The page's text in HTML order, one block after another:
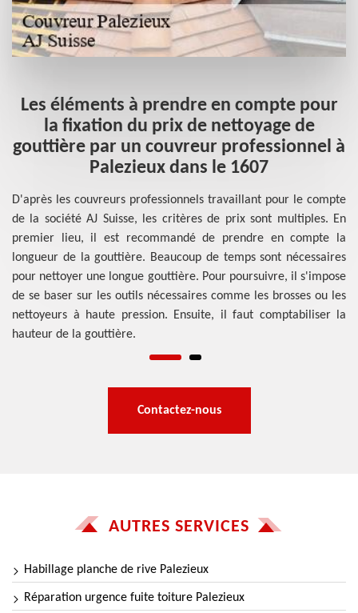
Les éléments à prendre en compte pour
la fixation du prix de nettoyage de
gouttière par un couvreur professionnel à
Palezieux dans le 1607
D'après les couvreurs professionnels travaillant pour le compte
de la société AJ Suisse, les critères de prix sont multiples. En
premier lieu, il est recommandé de prendre en compte la
longueur de la gouttière. Beaucoup de temps sont nécessaires
pour nettoyer une longue gouttière. Pour poursuivre, il s'impose
de se baser sur les outils nécessaires comme les brosses ou les
nettoyeurs à haute pression. Ensuite, il faut comptabiliser la
hauteur de la gouttière.
Contactez-nous
AUTRES SERVICES
Habillage planche de rive Palezieux
Réparation urgence fuite toiture Palezieux